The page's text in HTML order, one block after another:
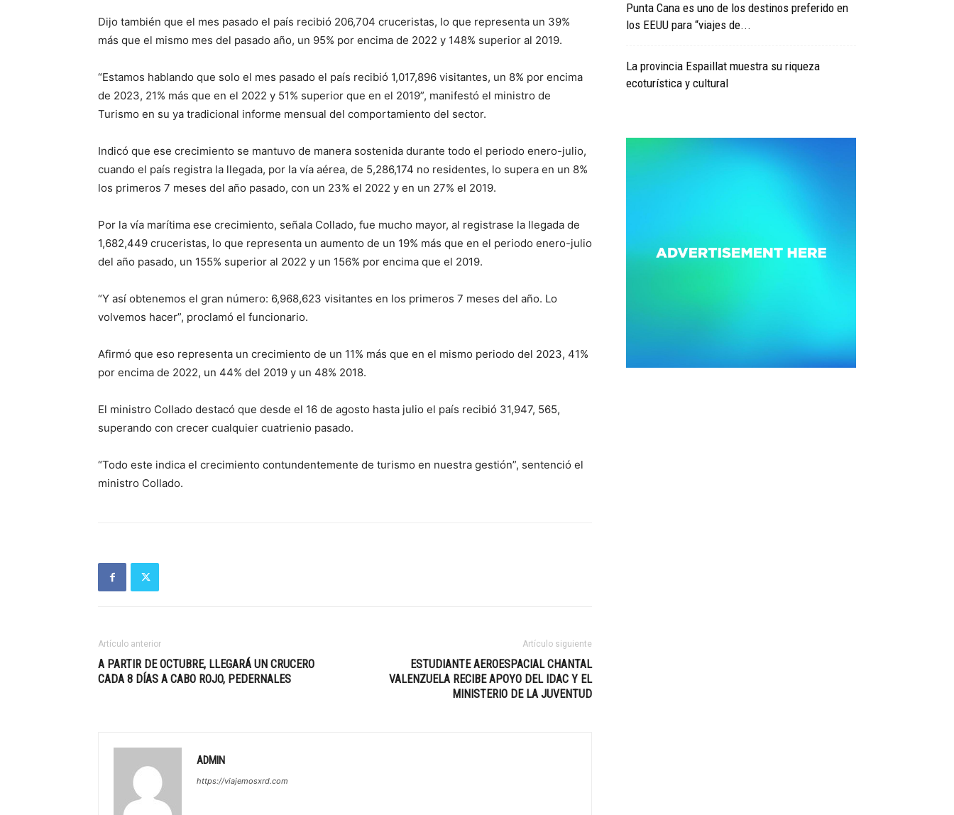
Dijo también que el mes pasado el país recibió 206,704 cruceristas, lo que representa un 39%
más que el mismo mes del pasado año, un 95% por encima de 2022 y 148% superior al 2019.
“Estamos hablando que solo el mes pasado el país recibió 1,017,896 visitantes, un 8% por encima
de 2023, 21% más que en el 2022 y 51% superior que en el 2019”, manifestó el ministro de
Turismo en su ya tradicional informe mensual del comportamiento del sector.
Indicó que ese crecimiento se mantuvo de manera sostenida durante todo el periodo enero-julio,
cuando el país registra la llegada, por la vía aérea, de 5,286,174 no residentes, lo supera en un 8%
los primeros 7 meses del año pasado, con un 23% el 2022 y en un 27% el 2019.
Por la vía marítima ese crecimiento, señala Collado, fue mucho mayor, al registrase la llegada de
1,682,449 cruceristas, lo que representa un aumento de un 19% más que en el periodo enero-julio
del año pasado, un 155% superior al 2022 y un 156% por encima que el 2019.
“Y así obtenemos el gran número: 6,968,623 visitantes en los primeros 7 meses del año. Lo
volvemos hacer”, proclamó el funcionario.
Afirmó que eso representa un crecimiento de un 11% más que en el mismo periodo del 2023, 41%
por encima de 2022, un 44% del 2019 y un 48% 2018.
El ministro Collado destacó que desde el 16 de agosto hasta julio el país recibió 31,947, 565,
superando con crecer cualquier cuatrienio pasado.
“Todo este indica el crecimiento contundentemente de turismo en nuestra gestión”, sentenció el
ministro Collado.
Artículo anterior
A PARTIR DE OCTUBRE, LLEGARÁ UN CRUCERO
CADA 8 DÍAS A CABO ROJO, PEDERNALES
Artículo siguiente
ESTUDIANTE AEROESPACIAL CHANTAL
VALENZUELA RECIBE APOYO DEL IDAC Y EL
MINISTERIO DE LA JUVENTUD
ADMIN
https://viajemosxrd.com
Punta Cana es uno de los destinos preferido en
los EEUU para “viajes de...
La provincia Espaillat muestra su riqueza
ecoturística y cultural